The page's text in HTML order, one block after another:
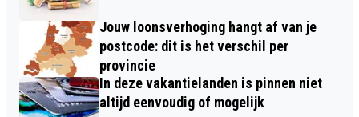
Jouw loonsverhoging hangt af van je
postcode: dit is het verschil per
provincie
In deze vakantielanden is pinnen niet
altijd eenvoudig of mogelijk